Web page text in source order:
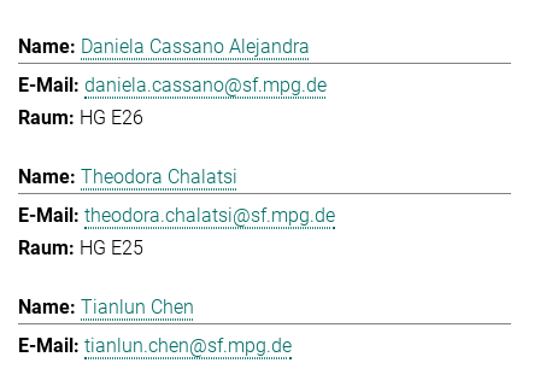
Daniela Cassano Alejandra
daniela.cassano@sf.mpg.de
HG E26
Theodora Chalatsi
theodora.chalatsi@sf.mpg.de
HG E25
Tianlun Chen
tianlun.chen@sf.mpg.de